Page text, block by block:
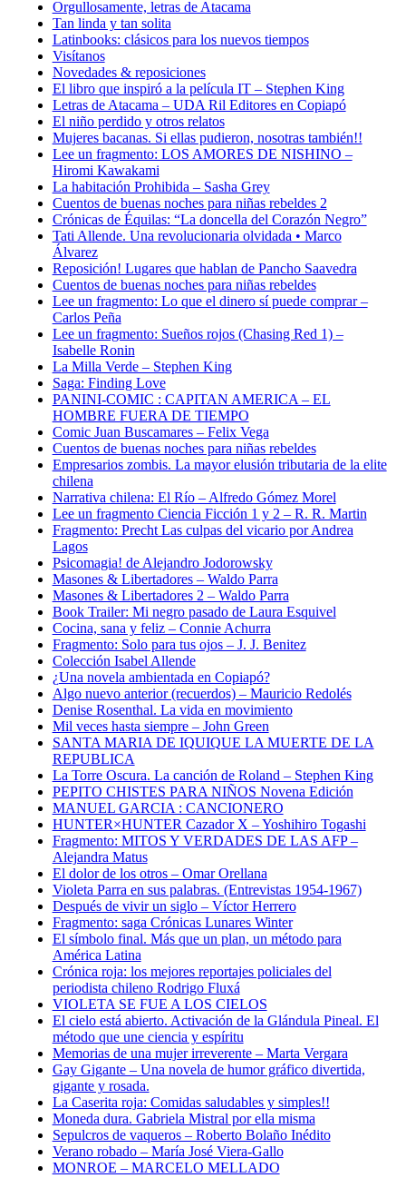
Orgullosamente, letras de Atacama
Tan linda y tan solita
Latinbooks: clásicos para los nuevos tiempos
Visítanos
Novedades & reposiciones
El libro que inspiró a la película IT – Stephen King
Letras de Atacama – UDA Ril Editores en Copiapó
El niño perdido y otros relatos
Mujeres bacanas. Si ellas pudieron, nosotras también!!
Lee un fragmento: LOS AMORES DE NISHINO –
Hiromi Kawakami
La habitación Prohibida – Sasha Grey
Cuentos de buenas noches para niñas rebeldes 2
Crónicas de Équilas: “La doncella del Corazón Negro”
Tati Allende. Una revolucionaria olvidada • Marco
Álvarez
Reposición! Lugares que hablan de Pancho Saavedra
Cuentos de buenas noches para niñas rebeldes
Lee un fragmento: Lo que el dinero sí puede comprar –
Carlos Peña
Lee un fragmento: Sueños rojos (Chasing Red 1) –
Isabelle Ronin
La Milla Verde – Stephen King
Saga: Finding Love
PANINI-COMIC : CAPITAN AMERICA – EL
HOMBRE FUERA DE TIEMPO
Comic Juan Buscamares – Felix Vega
Cuentos de buenas noches para niñas rebeldes
Empresarios zombis. La mayor elusión tributaria de la elite
chilena
Narrativa chilena: El Río – Alfredo Gómez Morel
Lee un fragmento Ciencia Ficción 1 y 2 – R. R. Martin
Fragmento: Precht Las culpas del vicario por Andrea
Lagos
Psicomagia! de Alejandro Jodorowsky
Masones & Libertadores – Waldo Parra
Masones & Libertadores 2 – Waldo Parra
Book Trailer: Mi negro pasado de Laura Esquivel
Cocina, sana y feliz – Connie Achurra
Fragmento: Solo para tus ojos – J. J. Benitez
Colección Isabel Allende
¿Una novela ambientada en Copiapó?
Algo nuevo anterior (recuerdos) – Mauricio Redolés
Denise Rosenthal. La vida en movimiento
Mil veces hasta siempre – John Green
SANTA MARIA DE IQUIQUE LA MUERTE DE LA
REPUBLICA
La Torre Oscura. La canción de Roland – Stephen King
PEPITO CHISTES PARA NIÑOS Novena Edición
MANUEL GARCIA : CANCIONERO
HUNTER×HUNTER Cazador X – Yoshihiro Togashi
Fragmento: MITOS Y VERDADES DE LAS AFP –
Alejandra Matus
El dolor de los otros – Omar Orellana
Violeta Parra en sus palabras. (Entrevistas 1954-1967)
Después de vivir un siglo – Víctor Herrero
Fragmento: saga Crónicas Lunares Winter
El símbolo final. Más que un plan, un método para
América Latina
Crónica roja: los mejores reportajes policiales del
periodista chileno Rodrigo Fluxá
VIOLETA SE FUE A LOS CIELOS
El cielo está abierto. Activación de la Glándula Pineal. El
método que une ciencia y espíritu
Memorias de una mujer irreverente – Marta Vergara
Gay Gigante – Una novela de humor gráfico divertida,
gigante y rosada.
La Caserita roja: Comidas saludables y simples!!
Moneda dura. Gabriela Mistral por ella misma
Sepulcros de vaqueros – Roberto Bolaño Inédito
Verano robado – María José Viera-Gallo
MONROE – MARCELO MELLADO